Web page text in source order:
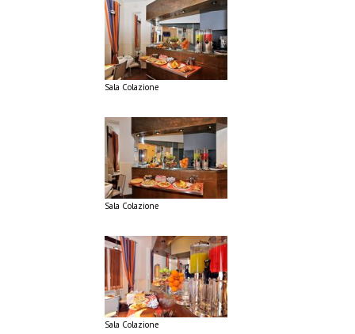
Sala Colazione
Sala Colazione
Sala Colazione